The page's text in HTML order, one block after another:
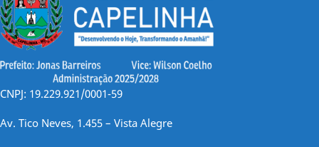
CNPJ: 19.229.921/0001-59
Av. Tico Neves, 1.455 – Vista Alegre